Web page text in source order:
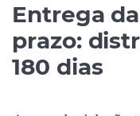
Entrega
prazo:
180 dias